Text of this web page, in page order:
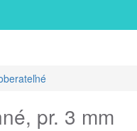
pr. 3 mm